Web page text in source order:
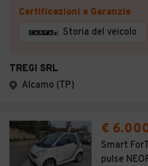
Certificazioni e Garanzie
Storia del veicolo
TREGI SRL
Alcamo (TP)
€
Smart
pulse